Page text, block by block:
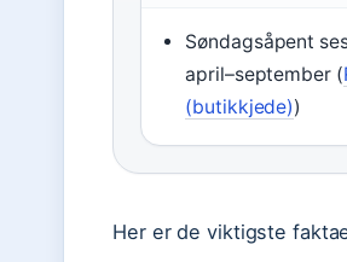
Søndagsåpent
april–september (
(butikkjede))
Her er de viktigste